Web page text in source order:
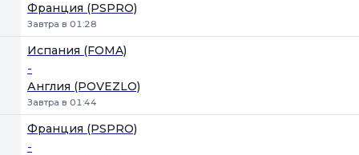
Франция (PSPRO)
Завтра в 01:28
Испания (FOMA)
-
Англия (POVEZLO)
Завтра в 01:44
Франция (PSPRO)
-